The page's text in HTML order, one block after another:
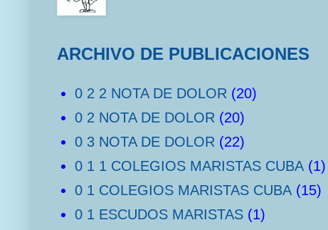
ARCHIVO DE PUBLICACIONES
0 2 2 NOTA DE DOLOR (20)
0 2 NOTA DE DOLOR (20)
0 3 NOTA DE DOLOR (22)
0 1 1 COLEGIOS MARISTAS CUBA (1)
0 1 COLEGIOS MARISTAS CUBA (15)
0 1 ESCUDOS MARISTAS (1)